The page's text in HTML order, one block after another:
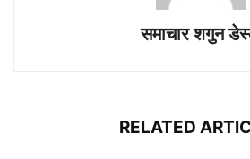
समाचार शगुन
RELATED